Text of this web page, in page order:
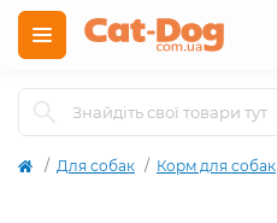
Для собак Корм для собак